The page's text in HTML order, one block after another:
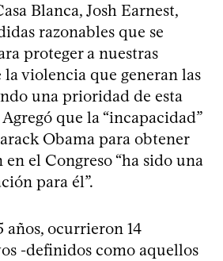
Blanca, Josh Earnest,
razonables que se
proteger a nuestras
violencia que generan las
una prioridad de esta
que la “incapacidad”
Obama para obtener
el Congreso “ha sido una
para él”.
años, ocurrieron 14
-definidos como aquellos